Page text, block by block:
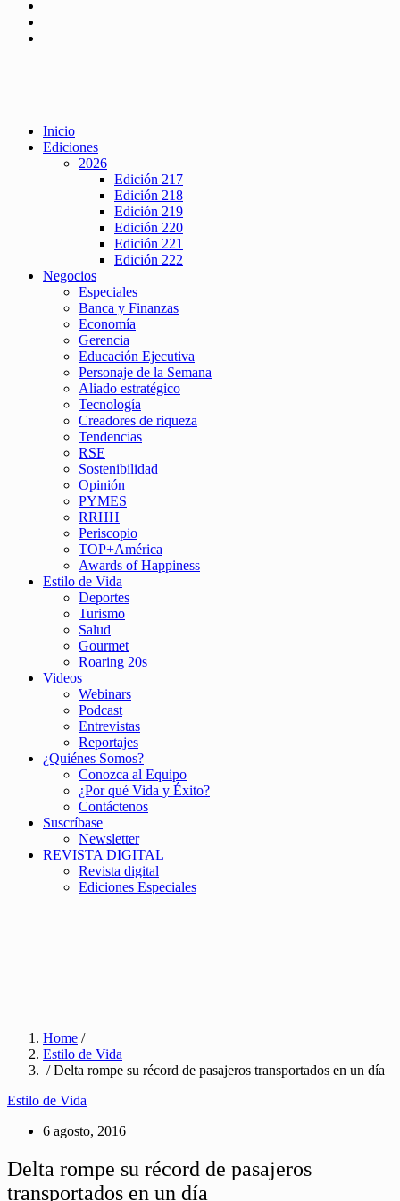
Inicio
Ediciones
2026
Edición 217
Edición 218
Edición 219
Edición 220
Edición 221
Edición 222
Negocios
Especiales
Banca y Finanzas
Economía
Gerencia
Educación Ejecutiva
Personaje de la Semana
Aliado estratégico
Tecnología
Creadores de riqueza
Tendencias
RSE
Sostenibilidad
Opinión
PYMES
RRHH
Periscopio
TOP+América
Awards of Happiness
Estilo de Vida
Deportes
Turismo
Salud
Gourmet
Roaring 20s
Videos
Webinars
Podcast
Entrevistas
Reportajes
¿Quiénes Somos?
Conozca al Equipo
¿Por qué Vida y Éxito?
Contáctenos
Suscríbase
Newsletter
REVISTA DIGITAL
Revista digital
Ediciones Especiales
Home /
Estilo de Vida
/ Delta rompe su récord de pasajeros transportados en un día
Estilo de Vida
6 agosto, 2016
Delta rompe su récord de pasajeros
transportados en un día